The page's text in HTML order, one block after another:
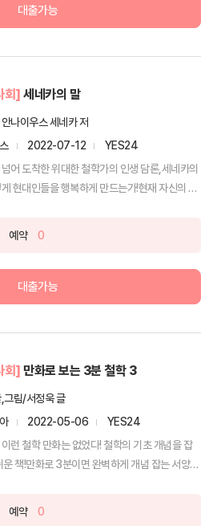
대출가능
회] 세네카의 말
나이우스 세네카 저
2022-07-12
YES24
어 도착한 위대한 철학가의 인생 담론,세네카의
현대인들을 행복하게 만드는가!현재 자신의 삶
예약 0
대출가능
회] 만화로 보는 3분 철학 3
그림/서정욱 글
2022-05-06
YES24
런 철학 만화는 없었다! 철학의 기초 개념을 잡
운 책!만화로 3분이면 완벽하게 개념 잡는 서양
예약 0